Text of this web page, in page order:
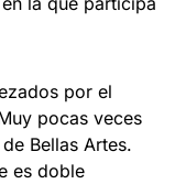
por el
pocas veces
Bellas Artes.
es doble